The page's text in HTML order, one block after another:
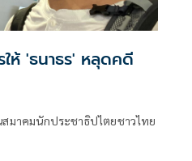
ห้ 'ธนาธร' หลุดคดี
มาคมนักประชาธิปไตยชาวไทย